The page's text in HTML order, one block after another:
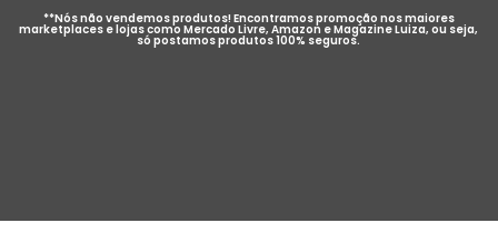
**Nós não vendemos produtos! Encontramos promoção nos maiores
marketplaces e lojas como Mercado Livre, Amazon e Magazine Luiza, ou seja,
só postamos produtos 100% seguros.